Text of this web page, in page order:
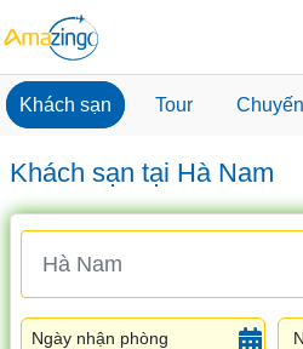
Khách sạn Tour
Khách sạn tại Hà Nam
Ngày nhận phòng